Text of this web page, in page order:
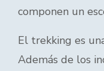
componen un
El trekking es
Además de los